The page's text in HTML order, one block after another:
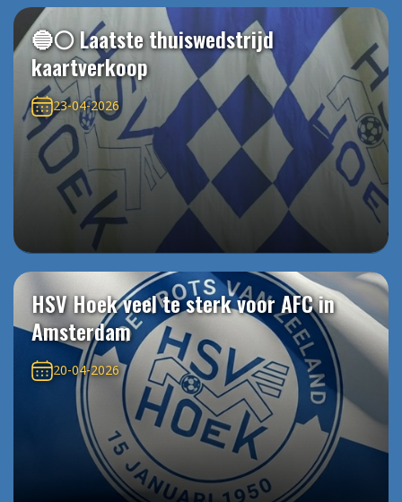
🔵⚪️ Laatste thuiswedstrijd
kaartverkoop
23-04-2026
HSV Hoek veel te sterk voor AFC in
Amsterdam
20-04-2026